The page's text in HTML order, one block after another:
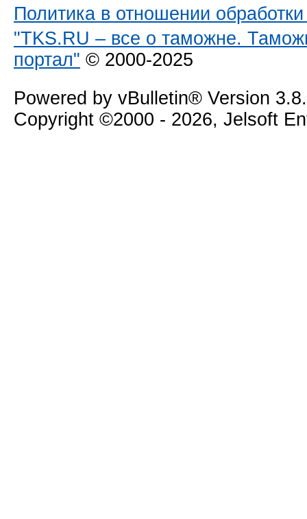
Политика в отношении
"TKS.RU – все о таможне.
портал" © 2000-2025
Powered by vBulletin® Version
Copyright ©2000 - 2026, Jelsoft